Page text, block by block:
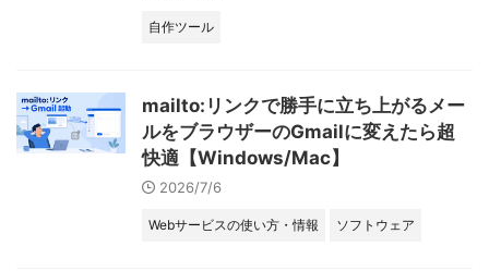
自作ツール
mailto:リンクで勝手に立ち上がるメー
ルをブラウザーのGmailに変えたら超
快適【Windows/Mac】
2026/7/6
Webサービスの使い方・情報 ソフトウェア